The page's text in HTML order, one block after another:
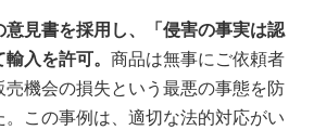
見書を採用し、「侵害の事実は認
輸入を許可。商品は無事にご依頼者
機会の損失という最悪の事態を防
。この事例は、適切な法的対応がい